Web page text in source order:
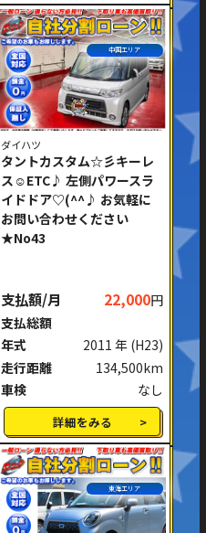
中国エリア
ダイハツ
タントカスタム☆彡キーレ
ス☺ETC♪ 左側パワースラ
イドドア♡(^^♪ お気軽に
お問い合わせください
★No43
支払額/月 22,000円
支払総額
年式
2011 年 (H23)
走行距離
134,500km
車検
なし
詳細をみる
東海エリア